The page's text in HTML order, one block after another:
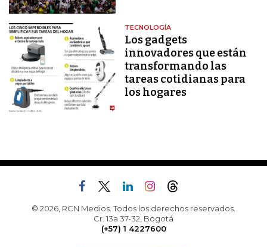
TECNOLOGÍA
Los gadgets
innovadores que están
transformando las
tareas cotidianas para
los hogares
© 2026, RCN Medios. Todos los derechos reservados.
Cr. 13a 37-32, Bogotá
(+57) 1 4227600